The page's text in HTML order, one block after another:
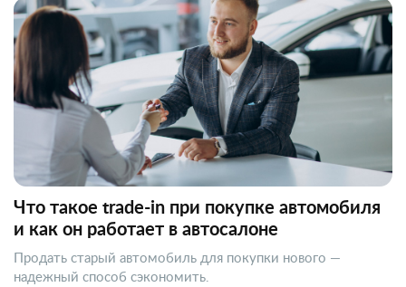
Что такое trade-in при покупке автомобиля
и как он работает в автосалоне
Продать старый автомобиль для покупки нового —
надежный способ сэкономить.